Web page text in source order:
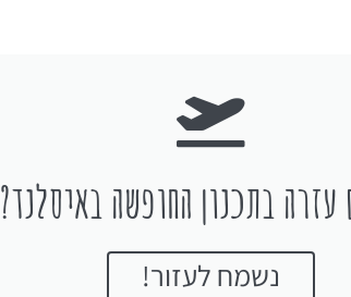
עזרה בתכנון החופשה באיסלנד?
נשמח לעזור!